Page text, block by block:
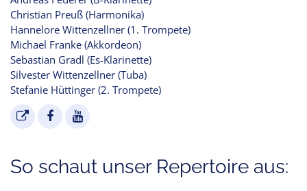
Christian Preuß (Harmonika)
Hannelore Wittenzellner (1. Trompete)
Michael Franke (Akkordeon)
Sebastian Gradl (Es-Klarinette)
Silvester Wittenzellner (Tuba)
Stefanie Hüttinger (2. Trompete)
So schaut unser Repertoire aus: